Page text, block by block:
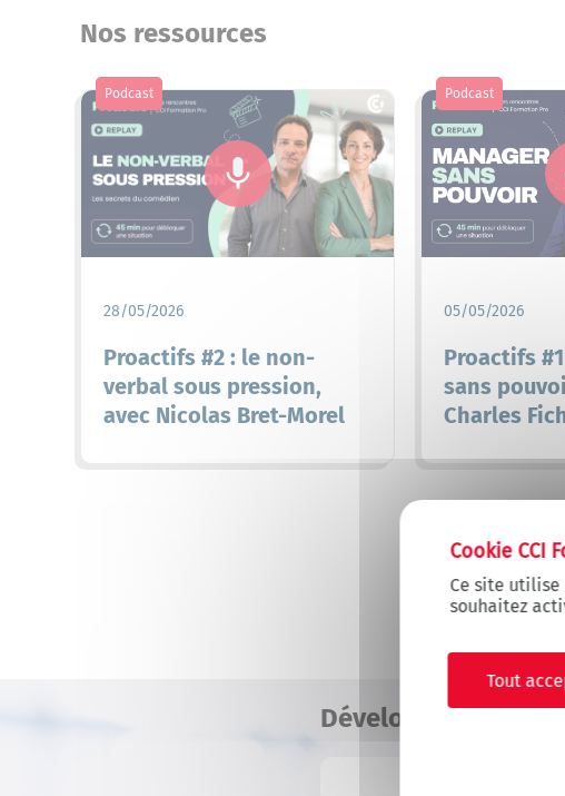
Ce site utilise
souhaitez
Tout
Nos ressources
Podcast
28/05/2026
Proactifs #2 : le non-
verbal sous pression,
avec Nicolas Bret-Morel
Podcast
05/05/2026
Proactifs
sans
Charles
Développer vos